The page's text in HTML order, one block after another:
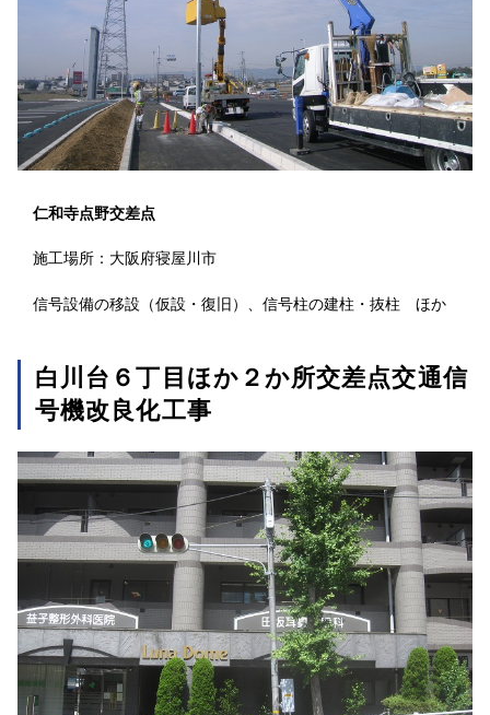
仁和寺点野交差点
施工場所：大阪府寝屋川市
信号設備の移設（仮設・復旧）、信号柱の建柱・抜柱 ほか
白川台６丁目ほか２か所交差点交通信
号機改良化工事